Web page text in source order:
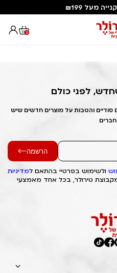
מעל ₪199
0 Out of Stock Alert 2025/
לפני כולם
סודיים והטבות על מוצרים חדשים שיש
הרשמה
ולשימוש בפרטיי בהתאם למדיניות
טירולר, בכל אחד מאמצעי